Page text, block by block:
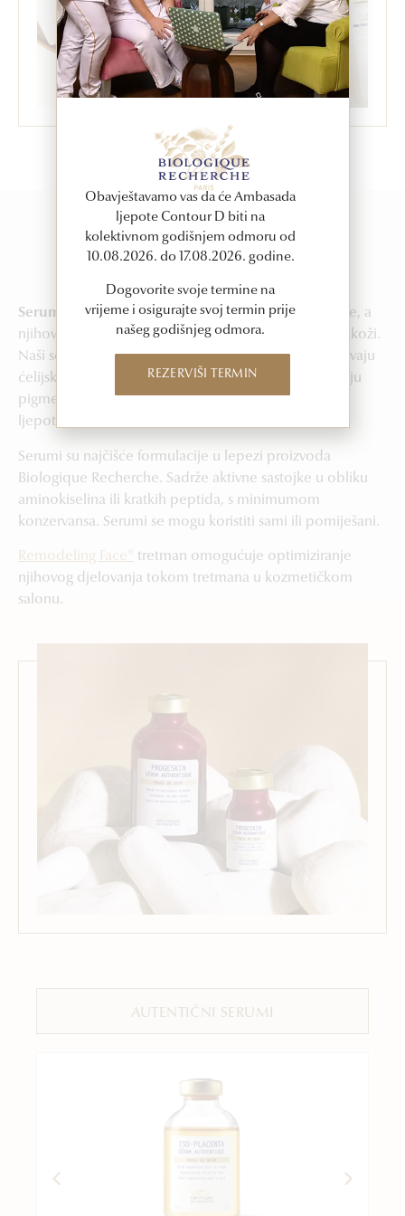
SERUMI
Serumi
Serumi
Biologique Recherche sadrže aktivne sastojke, a
njihovo djelovanje namijenjeno je neuravnoteženoj koži.
Naši serumi zatežu, učvršćuju i tonifikuju kožu, ubrzavaju
ćelijsku regeneraciju epiderma, hidrataciju, ublažavaju
pigmentne fleke. Jednostavno, za lice koje blista od
ljepote.
Serumi su najčišće formulacije u lepezi proizvoda
Biologique Recherche. Sadrže aktivne sastojke u obliku
aminokiselina ili kratkih peptida, s minimumom
konzervansa. Serumi se mogu koristiti sami ili pomiješani.
Remodeling Face®
tretman omogućuje optimiziranje
njihovog djelovanja tokom tretmana u kozmetičkom
salonu.
AUTENTIČNI SERUMI
Obavještavamo vas da će Ambasada
ljepote Contour D biti na
kolektivnom godišnjem odmoru od
10.08.2026. do 17.08.2026. godine.
Dogovorite svoje termine na
vrijeme i osigurajte svoj termin prije
našeg godišnjeg odmora.
REZERVIŠI TERMIN